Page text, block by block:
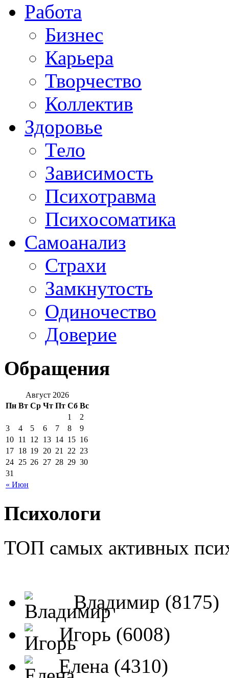
Работа
Бизнес
Карьера
Творчество
Коллектив
Здоровье
Тело
Зависимость
Психотравма
Психосоматика
Самоанализ
Страхи
Замкнутость
Одиночество
Доверие
Обращения
Август 2026
Пн Вт Ср Чт Пт Сб Вс
« Июн
1
2
3
4 5 6 7 8
9
10 11 12 13 14 15 16
17 18 19 20 21 22 23
24 25 26 27 28 29 30
31
Психологи
ТОП самых активных
Владимир (8175)
Игорь (6008)
Елена (4310)